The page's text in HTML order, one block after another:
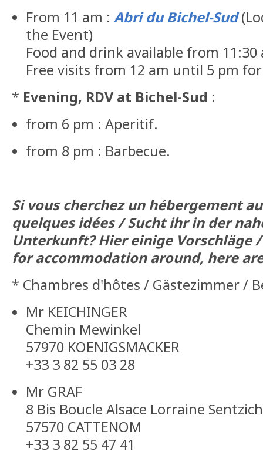
From 11 am : Abri du Bichel-Sud
the Event)
Food and drink available from 11:30
Free visits from 12 am until 5 pm
* Evening, RDV at Bichel-Sud :
from 6 pm : Aperitif.
from 8 pm : Barbecue.
Si vous cherchez un hébergement
quelques idées / Sucht ihr in der
Unterkunft? Hier einige Vorschläge
for accommodation around, here
* Chambres d'hôtes / Gästezimmer /
Mr KEICHINGER
Chemin Mewinkel
57970 KOENIGSMACKER
+33 3 82 55 03 28
Mr GRAF
8 Bis Boucle Alsace Lorraine Sentzich
57570 CATTENOM
+33 3 82 55 47 41